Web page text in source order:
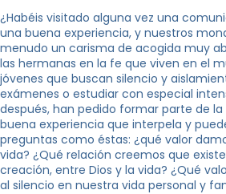
¿Habéis visitado alguna vez una
una buena experiencia, y nuestros
menudo un carisma de acogida muy
las hermanas en la fe que viven en el
jóvenes que buscan silencio y
exámenes o estudiar con especial
después, han pedido formar parte de
buena experiencia que interpela y
preguntas como éstas: ¿qué valor
vida? ¿Qué relación creemos que
creación, entre Dios y la vida? ¿Qué
al silencio en nuestra vida personal y